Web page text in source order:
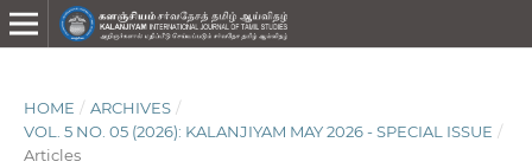
HOME / ARCHIVES /
VOL. 5 NO. 05 (2026): KALANJIYAM MAY 2026 - SPECIAL ISSUE /
Articles